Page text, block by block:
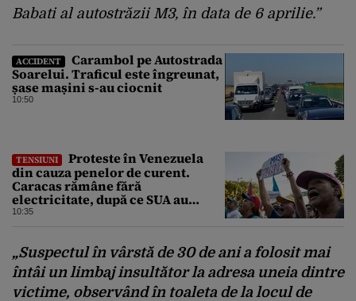
Babati al autostrăzii M3, în data de 6 aprilie.”
ACCIDENT
Carambol pe Autostrada
Soarelui. Traficul este îngreunat,
șase mașini s-au ciocnit
10:50
TENSIUNI
Proteste în Venezuela
din cauza penelor de curent.
Caracas rămâne fără
electricitate, după ce SUA au
promis modernizarea rețelei
10:35
„Suspectul în vârstă de 30 de ani a folosit mai
întâi un limbaj insultător la adresa uneia dintre
victime, observând în toaleta de la locul de